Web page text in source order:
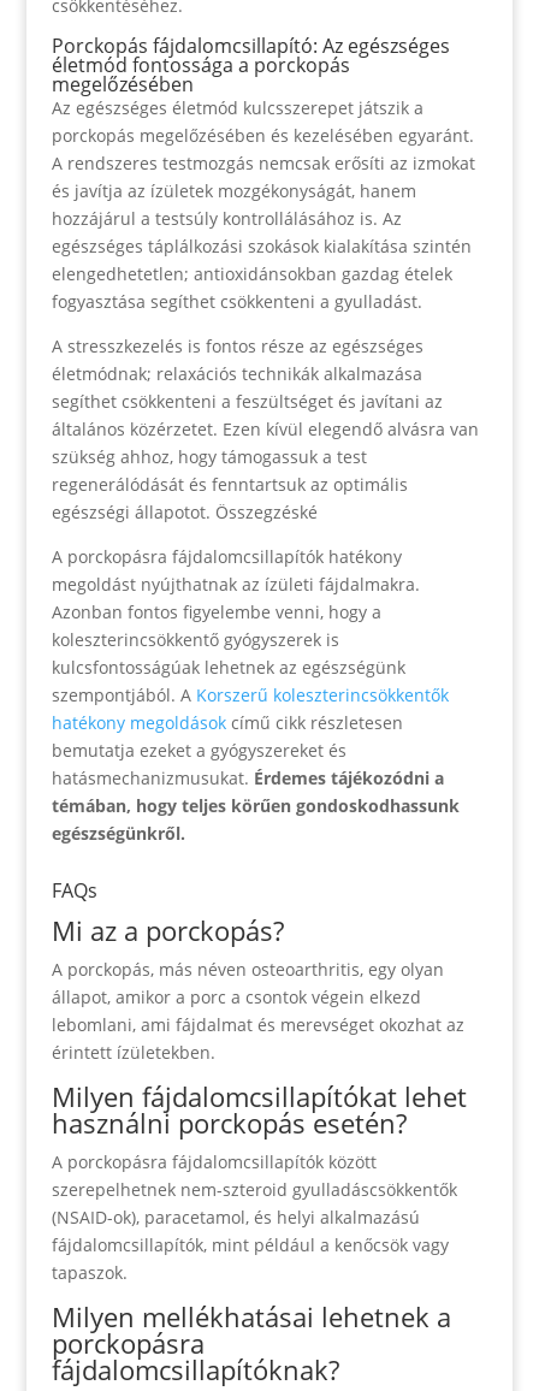
csökkentéséhez.
Porckopás fájdalomcsillapító: Az egészséges
életmód fontossága a porckopás
megelőzésében
Az egészséges életmód kulcsszerepet játszik a
porckopás megelőzésében és kezelésében egyaránt.
A rendszeres testmozgás nemcsak erősíti az izmokat
és javítja az ízületek mozgékonyságát, hanem
hozzájárul a testsúly kontrollálásához is. Az
egészséges táplálkozási szokások kialakítása szintén
elengedhetetlen; antioxidánsokban gazdag ételek
fogyasztása segíthet csökkenteni a gyulladást.
A stresszkezelés is fontos része az egészséges
életmódnak; relaxációs technikák alkalmazása
segíthet csökkenteni a feszültséget és javítani az
általános közérzetet. Ezen kívül elegendő alvásra van
szükség ahhoz, hogy támogassuk a test
regenerálódását és fenntartsuk az optimális
egészségi állapotot. Összegzéské
A porckopásra fájdalomcsillapítók hatékony
megoldást nyújthatnak az ízületi fájdalmakra.
Azonban fontos figyelembe venni, hogy a
koleszterincsökkentő gyógyszerek is
kulcsfontosságúak lehetnek az egészségünk
szempontjából. A Korszerű koleszterincsökkentők
hatékony megoldásokcímű cikk részletesen
bemutatja ezeket a gyógyszereket és
hatásmechanizmusukat. Érdemes tájékozódni a
témában, hogy teljes körűen gondoskodhassunk
egészségünkről.
FAQs
Mi az a porckopás?
A porckopás, más néven osteoarthritis, egy olyan
állapot, amikor a porc a csontok végein elkezd
lebomlani, ami fájdalmat és merevséget okozhat az
érintett ízületekben.
Milyen fájdalomcsillapítókat lehet
használni porckopás esetén?
A porckopásra fájdalomcsillapítók között
szerepelhetnek nem-szteroid gyulladáscsökkentők
(NSAID-ok), paracetamol, és helyi alkalmazású
fájdalomcsillapítók, mint például a kenőcsök vagy
tapaszok.
Milyen mellékhatásai lehetnek a
porckopásra
fájdalomcsillapítóknak?